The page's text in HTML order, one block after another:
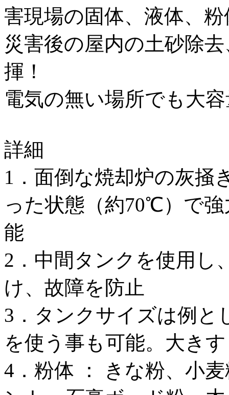
害現場の固体、液体、
災害後の屋内の土砂除
揮！
電気の無い場所でも大
詳細
1．面倒な焼却炉の灰掻
った状態（約70℃）で
能
2．中間タンクを使用し
け、故障を防止
3．タンクサイズは例と
を使う事も可能。大き
4．粉体 ： きな粉、小